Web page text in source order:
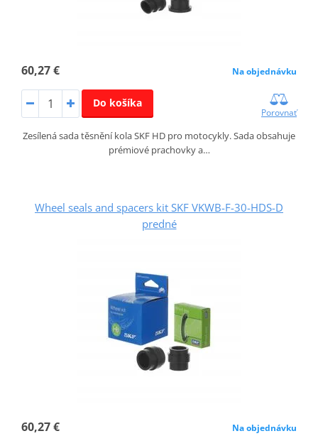
60,27 € Na objednávku
Do košíka
Porovnať
Zesílená sada těsnění kola SKF HD pro motocykly. Sada obsahuje
prémiové prachovky a…
Wheel seals and spacers kit SKF VKWB-F-30-HDS-D
predné
60,27 € Na objednávku